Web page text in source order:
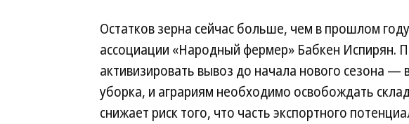
Остатков зерна сейчас больше, чем в прошлом
ассоциации «Народный фермер» Бабкен Испирян.
активизировать вывоз до начала нового сезона —
уборка, и аграриям необходимо освобождать
снижает риск того, что часть экспортного